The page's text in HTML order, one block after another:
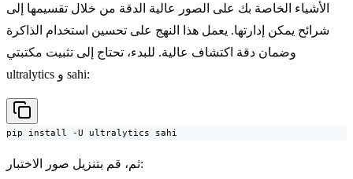
الأشياء الخاصة بك على الصور عالية الدقة من خلال تقسيمها إلى
شرائح يمكن إدارتها. يعمل هذا النهج على تحسين استخدام الذاكرة
وضمان دقة اكتشاف عالية. للبدء، تحتاج إلى تثبيت مكتبتي
ultralytics و sahi:
pip install -U ultralytics sahi
ثم، قم بتنزيل صور الاختبار: